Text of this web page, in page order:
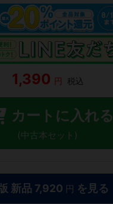
1,390 円 税込
カートに入れる
(中古本セット)
新品 7,920 円 を見る